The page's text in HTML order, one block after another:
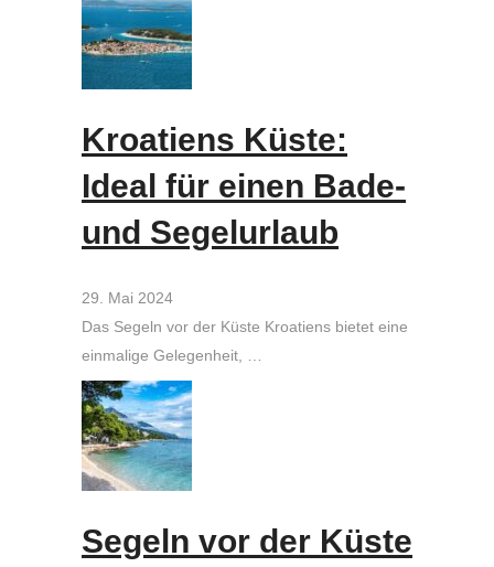
Kroatiens Küste:
Ideal für einen Bade-
und Segelurlaub
29. Mai 2024
Das Segeln vor der Küste Kroatiens bietet eine
einmalige Gelegenheit, …
Segeln vor der Küste